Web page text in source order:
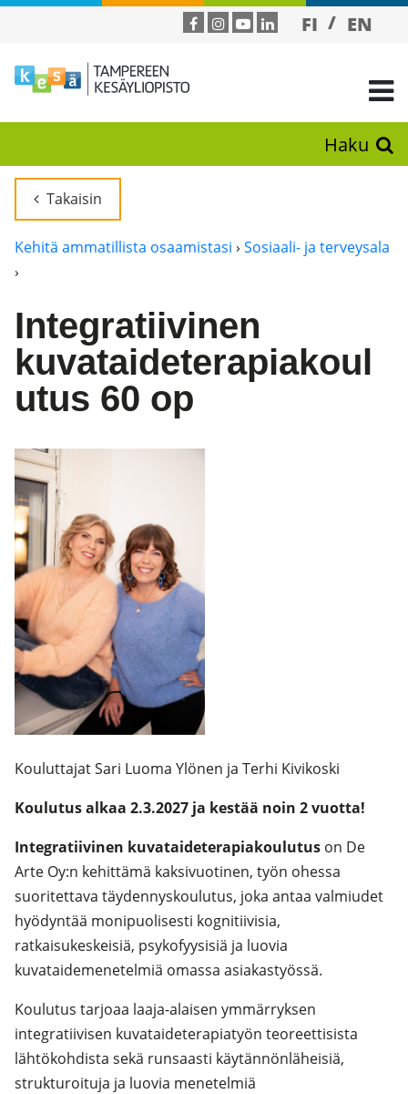
FI EN
Haku
Takaisin
Kehitä ammatillista osaamistasi › Sosiaali- ja terveysala
›
Integratiivinen
kuvataideterapiakoul
utus 60 op
Kouluttajat Sari Luoma Ylönen ja Terhi Kivikoski
Koulutus alkaa 2.3.2027 ja kestää noin 2 vuotta!
Integratiivinen kuvataideterapiakoulutus on De
Arte Oy:n kehittämä kaksivuotinen, työn ohessa
suoritettava täydennyskoulutus, joka antaa valmiudet
hyödyntää monipuolisesti kognitiivisia,
ratkaisukeskeisiä, psykofyysisiä ja luovia
kuvataidemenetelmiä omassa asiakastyössä.
Koulutus tarjoaa laaja-alaisen ymmärryksen
integratiivisen kuvataideterapiatyön teoreettisista
lähtökohdista sekä runsaasti käytännönläheisiä,
strukturoituja ja luovia menetelmiä